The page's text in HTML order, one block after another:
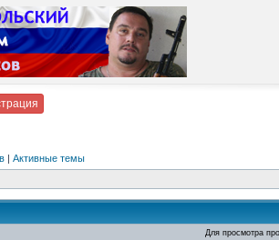
| Активные темы
Для просмотра